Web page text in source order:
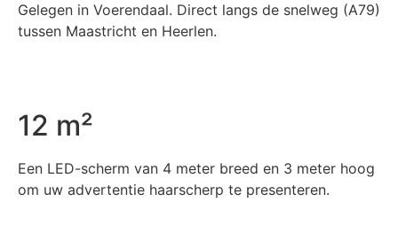
Gelegen in Voerendaal. Direct langs de snelweg (A79)
tussen Maastricht en Heerlen.
12 m²
Een LED-scherm van 4 meter breed en 3 meter hoog
om uw advertentie haarscherp te presenteren.